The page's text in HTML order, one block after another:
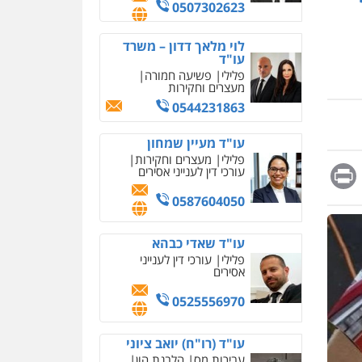
Message
Print
0507302623
לוי מלאך דדון – משרד
עו"ד
פלילי פשיעה חמורה
מעצרים וחקירות
0544231863
עו"ד מעיין שמחון
פלילי מעצרים וחקירות
עורכי דין לענייני אסירים
0587604050
עו"ד שאדי כבהא
פלילי עורכי דין לענייני
אסירים
0525556970
עו"ד (רו"ח) יואב ציוני
אחסון אתרים
מהירות הגנה גיבוי
תמיכה שירותים מקצועיים
לעורכי דין
מרכז התחלה חדשה
אסירים עבירות מין
שירותים מקצועיים לעורכי
דין
0544500346
מאיה בלום, עו"ס,
טיפול ושיקום
טיפול בהתמכרויות
שירותים מקצועיים לעורכי
דין
0504062539
עו"ד ד"ר אבי שקד
עבירות כלכליות הלבנת
הון חילוטים עבירות
פליליות